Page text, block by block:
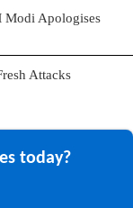
Modi Apologises
Attacks
today?